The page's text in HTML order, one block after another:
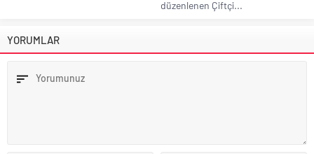
düzenlenen Çiftçi...
YORUMLAR